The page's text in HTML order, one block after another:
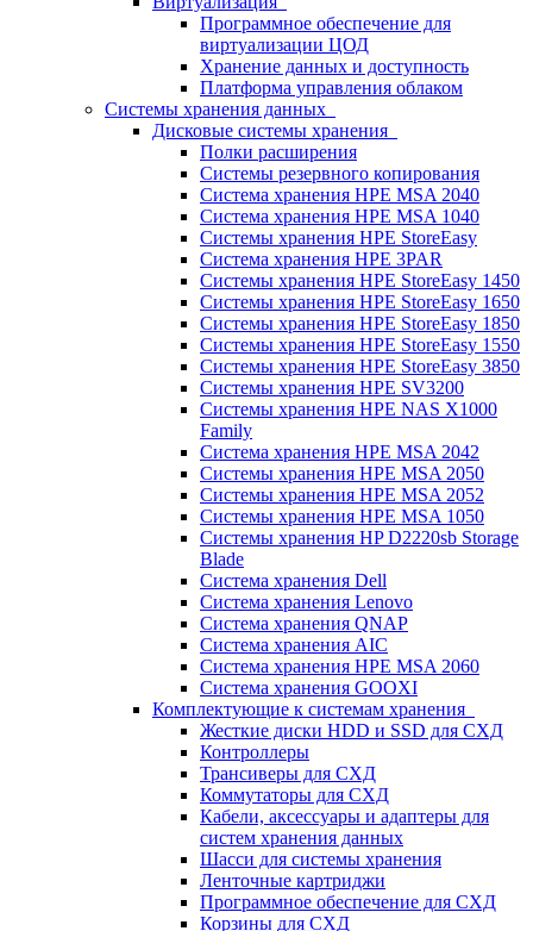
Программное обеспечение для
виртуализации ЦОД
Хранение данных и доступность
Платформа управления облаком
Системы хранения данных
Дисковые системы хранения
Полки расширения
Системы резервного копирования
Система хранения HPE MSA 2040
Система хранения HPE MSA 1040
Системы хранения HPE StoreEasy
Система хранения HPE 3PAR
Системы хранения HPE StoreEasy 1450
Системы хранения HPE StoreEasy 1650
Системы хранения HPE StoreEasy 1850
Системы хранения HPE StoreEasy 1550
Системы хранения HPE StoreEasy 3850
Системы хранения HPE SV3200
Системы хранения HPE NAS X1000
Family
Система хранения HPE MSA 2042
Системы хранения HPE MSA 2050
Системы хранения HPE MSA 2052
Системы хранения HPE MSA 1050
Системы хранения HP D2220sb Storage
Blade
Система хранения Dell
Система хранения Lenovo
Система хранения QNAP
Система хранения AIC
Система хранения HPE MSA 2060
Система хранения GOOXI
Комплектующие к системам хранения
Жесткие диски HDD и SSD для СХД
Контроллеры
Трансиверы для СХД
Коммутаторы для СХД
Кабели, аксессуары и адаптеры для
систем хранения данных
Шасси для системы хранения
Ленточные картриджи
Программное обеспечение для СХД
Корзины для СХД